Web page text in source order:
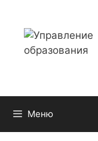
Меню